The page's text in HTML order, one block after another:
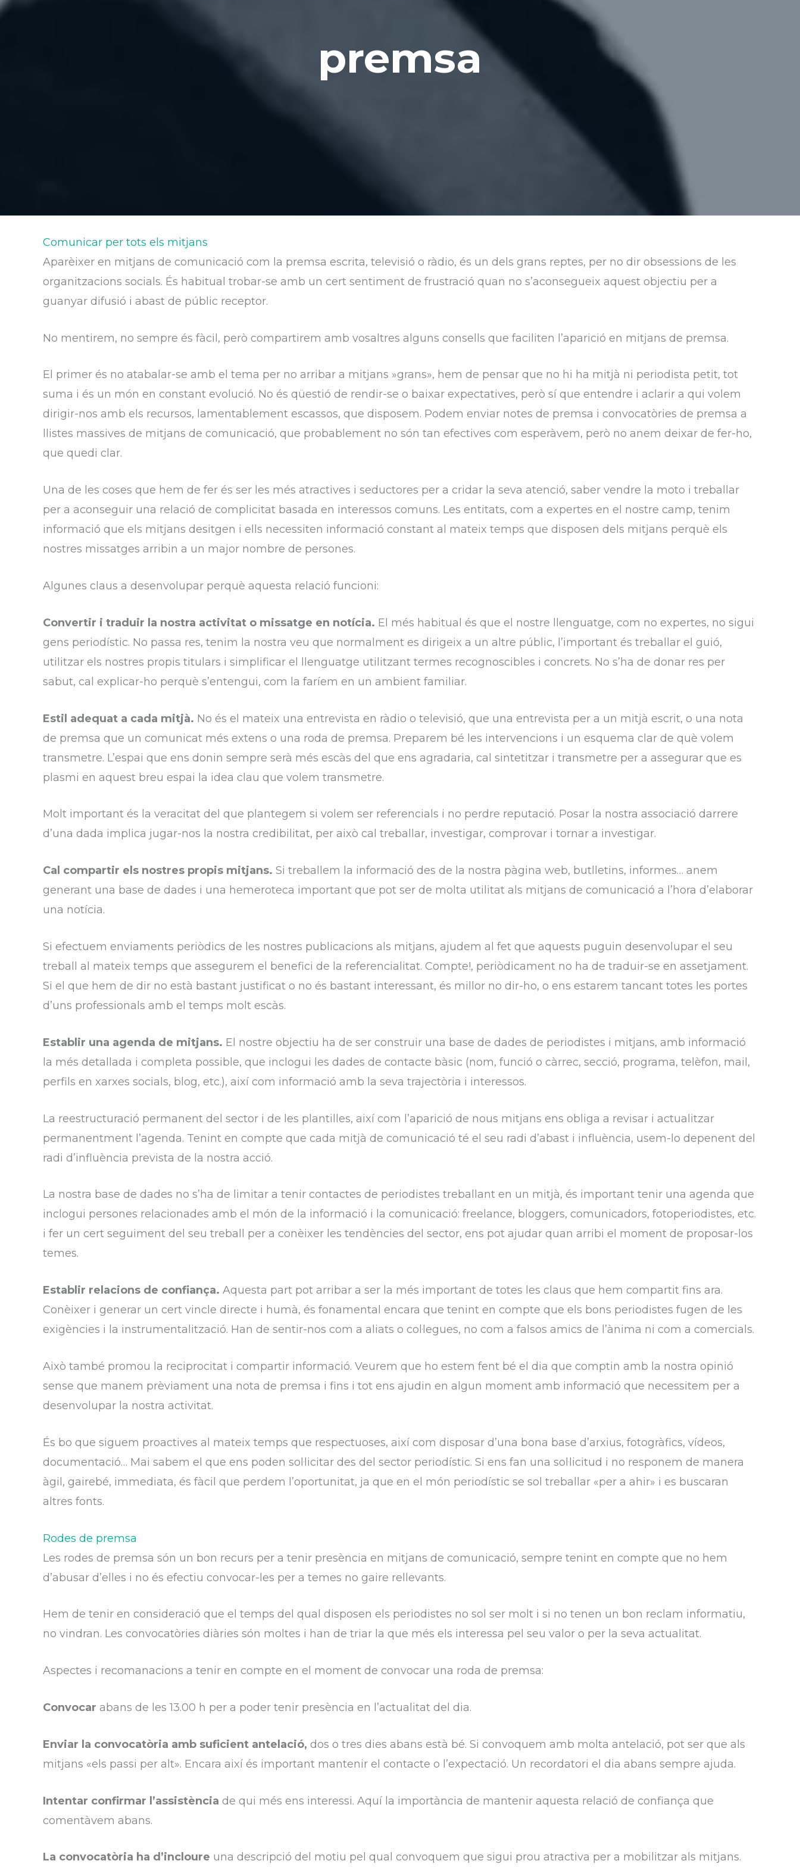
premsa
Comunicar per tots els mitjans
Aparèixer en mitjans de comunicació com la premsa escrita, televisió o ràdio, és un dels grans reptes, per no dir obsessions de les
organitzacions socials. És habitual trobar-se amb un cert sentiment de frustració quan no s’aconsegueix aquest objectiu per a
guanyar difusió i abast de públic receptor.
No mentirem, no sempre és fàcil, però compartirem amb vosaltres alguns consells que faciliten l’aparició en mitjans de premsa.
El primer és no atabalar-se amb el tema per no arribar a mitjans »grans», hem de pensar que no hi ha mitjà ni periodista petit, tot
suma i és un món en constant evolució. No és qüestió de rendir-se o baixar expectatives, però sí que entendre i aclarir a qui volem
dirigir-nos amb els recursos, lamentablement escassos, que disposem. Podem enviar notes de premsa i convocatòries de premsa a
llistes massives de mitjans de comunicació, que probablement no són tan efectives com esperàvem, però no anem deixar de fer-ho,
que quedi clar.
Una de les coses que hem de fer és ser les més atractives i seductores per a cridar la seva atenció, saber vendre la moto i treballar
per a aconseguir una relació de complicitat basada en interessos comuns. Les entitats, com a expertes en el nostre camp, tenim
informació que els mitjans desitgen i ells necessiten informació constant al mateix temps que disposen dels mitjans perquè els
nostres missatges arribin a un major nombre de persones.
Algunes claus a desenvolupar perquè aquesta relació funcioni:
Convertir i traduir la nostra activitat o missatge en notícia. El més habitual és que el nostre llenguatge, com no expertes, no sigui
gens periodístic. No passa res, tenim la nostra veu que normalment es dirigeix a un altre públic, l’important és treballar el guió,
utilitzar els nostres propis titulars i simplificar el llenguatge utilitzant termes recognoscibles i concrets. No s’ha de donar res per
sabut, cal explicar-ho perquè s’entengui, com la faríem en un ambient familiar.
Estil adequat a cada mitjà. No és el mateix una entrevista en ràdio o televisió, que una entrevista per a un mitjà escrit, o una nota
de premsa que un comunicat més extens o una roda de premsa. Preparem bé les intervencions i un esquema clar de què volem
transmetre. L’espai que ens donin sempre serà més escàs del que ens agradaria, cal sintetitzar i transmetre per a assegurar que es
plasmi en aquest breu espai la idea clau que volem transmetre.
Molt important és la veracitat del que plantegem si volem ser referencials i no perdre reputació. Posar la nostra associació darrere
d’una dada implica jugar-nos la nostra credibilitat, per això cal treballar, investigar, comprovar i tornar a investigar.
Cal compartir els nostres propis mitjans. Si treballem la informació des de la nostra pàgina web, butlletins, informes… anem
generant una base de dades i una hemeroteca important que pot ser de molta utilitat als mitjans de comunicació a l’hora d’elaborar
una notícia.
Si efectuem enviaments periòdics de les nostres publicacions als mitjans, ajudem al fet que aquests puguin desenvolupar el seu
treball al mateix temps que assegurem el benefici de la referencialitat. Compte!, periòdicament no ha de traduir-se en assetjament.
Si el que hem de dir no està bastant justificat o no és bastant interessant, és millor no dir-ho, o ens estarem tancant totes les portes
d’uns professionals amb el temps molt escàs.
Establir una agenda de mitjans. El nostre objectiu ha de ser construir una base de dades de periodistes i mitjans, amb informació
la més detallada i completa possible, que inclogui les dades de contacte bàsic (nom, funció o càrrec, secció, programa, telèfon, mail,
perfils en xarxes socials, blog, etc.), així com informació amb la seva trajectòria i interessos.
La reestructuració permanent del sector i de les plantilles, així com l’aparició de nous mitjans ens obliga a revisar i actualitzar
permanentment l’agenda. Tenint en compte que cada mitjà de comunicació té el seu radi d’abast i influència, usem-lo depenent del
radi d’influència prevista de la nostra acció.
La nostra base de dades no s’ha de limitar a tenir contactes de periodistes treballant en un mitjà, és important tenir una agenda que
inclogui persones relacionades amb el món de la informació i la comunicació: freelance, bloggers, comunicadors, fotoperiodistes, etc.
i fer un cert seguiment del seu treball per a conèixer les tendències del sector, ens pot ajudar quan arribi el moment de proposar-los
temes.
Establir relacions de confiança. Aquesta part pot arribar a ser la més important de totes les claus que hem compartit fins ara.
Conèixer i generar un cert vincle directe i humà, és fonamental encara que tenint en compte que els bons periodistes fugen de les
exigències i la instrumentalització. Han de sentir-nos com a aliats o col·legues, no com a falsos amics de l’ànima ni com a comercials.
Això també promou la reciprocitat i compartir informació. Veurem que ho estem fent bé el dia que comptin amb la nostra opinió
sense que manem prèviament una nota de premsa i fins i tot ens ajudin en algun moment amb informació que necessitem per a
desenvolupar la nostra activitat.
És bo que siguem proactives al mateix temps que respectuoses, així com disposar d’una bona base d’arxius, fotogràfics, vídeos,
documentació… Mai sabem el que ens poden sol·licitar des del sector periodístic. Si ens fan una sol·licitud i no responem de manera
àgil, gairebé, immediata, és fàcil que perdem l’oportunitat, ja que en el món periodístic se sol treballar «per a ahir» i es buscaran
altres fonts.
Rodes de premsa
Les rodes de premsa són un bon recurs per a tenir presència en mitjans de comunicació, sempre tenint en compte que no hem
d’abusar d’elles i no és efectiu convocar-les per a temes no gaire rellevants.
Hem de tenir en consideració que el temps del qual disposen els periodistes no sol ser molt i si no tenen un bon reclam informatiu,
no vindran. Les convocatòries diàries són moltes i han de triar la que més els interessa pel seu valor o per la seva actualitat.
Aspectes i recomanacions a tenir en compte en el moment de convocar una roda de premsa:
Convocar abans de les 13.00 h per a poder tenir presència en l’actualitat del dia.
Enviar la convocatòria amb suficient antelació, dos o tres dies abans està bé. Si convoquem amb molta antelació, pot ser que als
mitjans «els passi per alt». Encara així és important mantenir el contacte o l’expectació. Un recordatori el dia abans sempre ajuda.
Intentar confirmar l’assistència de qui més ens interessi. Aquí la importància de mantenir aquesta relació de confiança que
comentàvem abans.
La convocatòria ha d’incloure una descripció del motiu pel qual convoquem que sigui prou atractiva per a mobilitzar als mitjans.